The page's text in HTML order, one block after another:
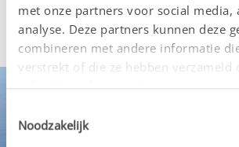
met onze partners voor social media,
analyse. Deze partners kunnen deze
combineren met andere informatie
verstrekt of die ze hebben verzameld
Noodzakelijk